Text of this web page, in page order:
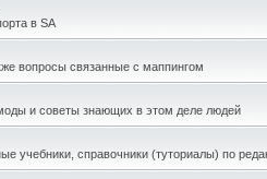
в SA
вопросы связанные с маппингом
и советы знающих в этом деле людей
учебники, справочники (туториалы) по